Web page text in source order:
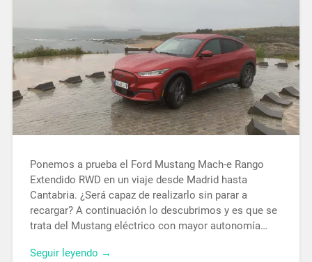
Ponemos a prueba el Ford Mustang Mach-e Rango
Extendido RWD en un viaje desde Madrid hasta
Cantabria. ¿Será capaz de realizarlo sin parar a
recargar? A continuación lo descubrimos y es que se
trata del Mustang eléctrico con mayor autonomía…
Seguir leyendo →